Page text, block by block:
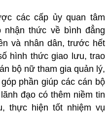
các cấp ủy quan tâm
nhận thức về bình đẳng
và nhân dân, trước hết
hình thức giao lưu, trao
bộ nữ tham gia quản lý,
phần giúp các cán bộ
đạo có thêm niềm tin
thực hiện tốt nhiệm vụ